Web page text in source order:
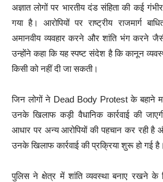
अज्ञात लोगों पर भारतीय दंड संहिता की कई
गया है। आरोपियों पर राष्ट्रीय राजमार्ग
अमानवीय व्यवहार करने और शांति भंग करने
उन्होंने कहा कि यह स्पष्ट संदेश है कि कानून
किसी को नहीं दी जा सकती।
जिन लोगों ने Dead Body Protest के बहाने
उनके खिलाफ कड़ी वैधानिक कार्रवाई की
आधार पर अन्य आरोपियों की पहचान कर रही है
उनके खिलाफ कार्रवाई की प्रक्रिया शुरू हो गई है।
पुलिस ने क्षेत्र में शांति व्यवस्था बनाए रखने के